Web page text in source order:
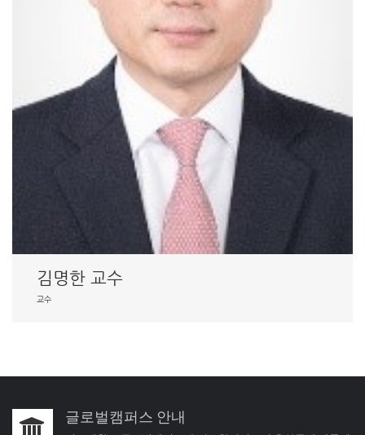
김명한 교수
교수
글로벌캠퍼스 안내